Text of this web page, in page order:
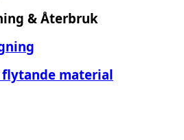
& Återbruk
material